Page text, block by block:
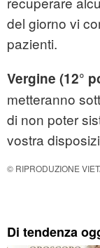
del giorno vi
pazienti.
Vergine (12°
metteranno
di non poter
vostra
© RIPRODUZIONE
Di tendenza